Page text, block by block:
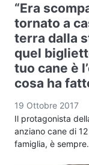
“Era
tornato a
terra dalla
quel
tuo cane è
cosa ha
19 Ottobre 2017
Il protagonista
anziano cane di
famiglia, è